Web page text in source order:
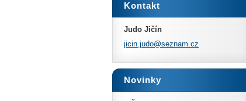
Kontakt
Judo Jičín
jicin.judo@seznam.cz
Novinky